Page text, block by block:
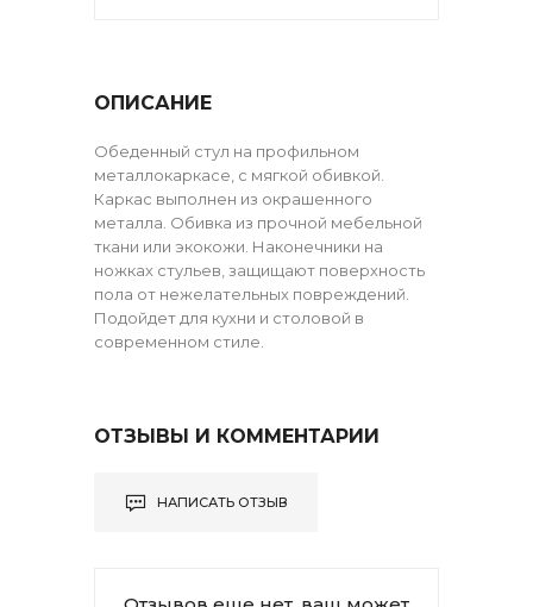
ОПИСАНИЕ
Обеденный стул на профильном
металлокаркасе, с мягкой обивкой.
Каркас выполнен из окрашенного
металла. Обивка из прочной мебельной
ткани или экокожи. Наконечники на
ножках стульев, защищают поверхность
пола от нежелательных повреждений.
Подойдет для кухни и столовой в
современном стиле.
ОТЗЫВЫ И КОММЕНТАРИИ
НАПИСАТЬ ОТЗЫВ